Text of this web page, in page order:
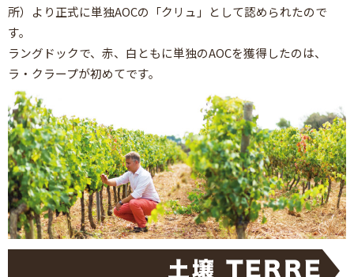
所）より正式に単独AOCの「クリュ」として認められたので
す。
ラングドックで、赤、白ともに単独のAOCを獲得したのは、
ラ・クラープが初めてです。